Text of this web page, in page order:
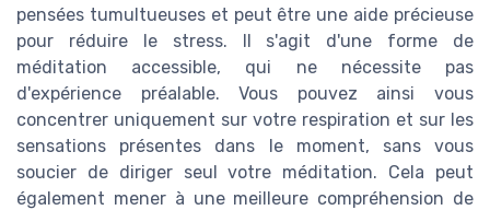
pensées tumultueuses et peut être une aide précieuse
pour réduire le stress. Il s'agit d'une forme de
méditation accessible, qui ne nécessite pas
d'expérience préalable. Vous pouvez ainsi vous
concentrer uniquement sur votre respiration et sur les
sensations présentes dans le moment, sans vous
soucier de diriger seul votre méditation. Cela peut
également mener à une meilleure compréhension de